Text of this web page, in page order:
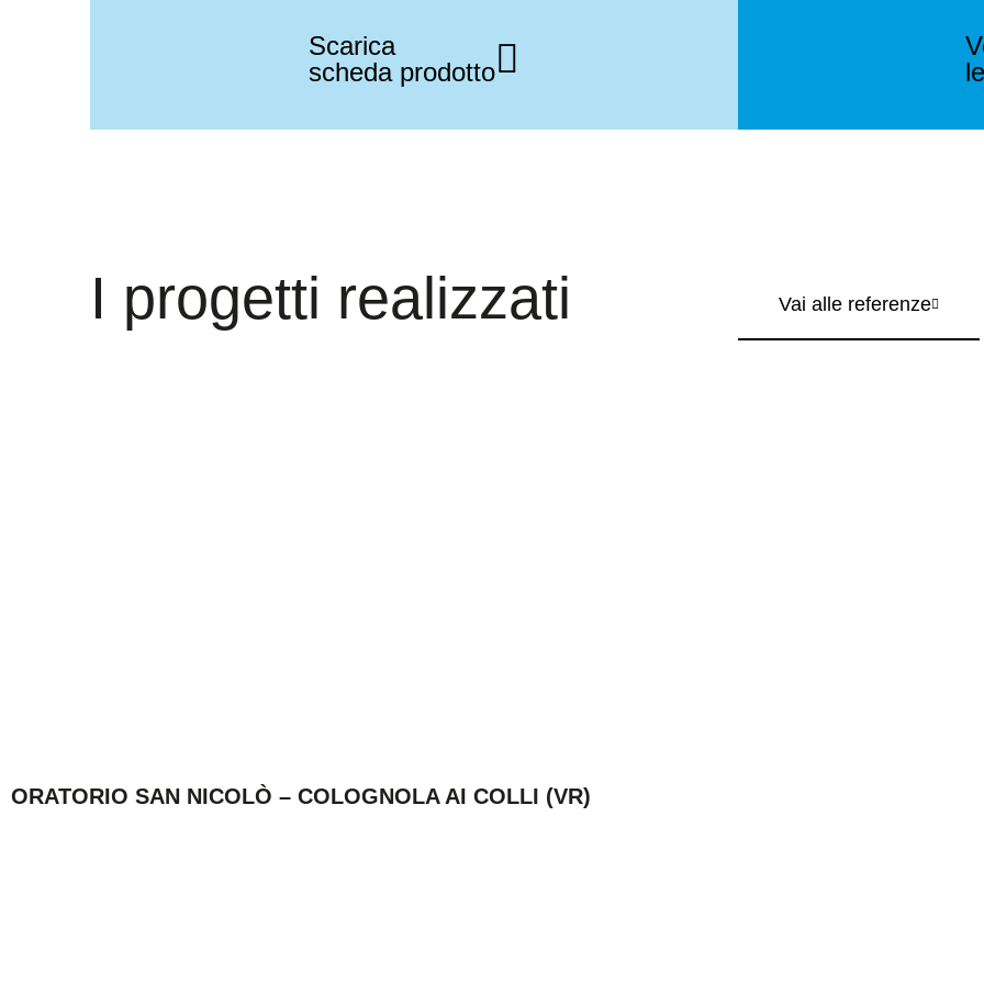
Scarica
scheda prodotto
I progetti realizzati Vai alle referenze
ORATORIO SAN NICOLÒ – COLOGNOLA AI COLLI (VR)